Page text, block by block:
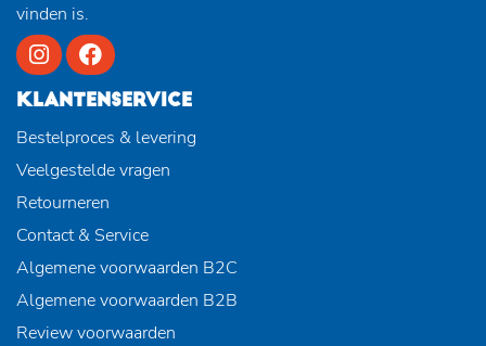
vinden is.
KLANTENSERVICE
Bestelproces & levering
Veelgestelde vragen
Retourneren
Contact & Service
Algemene voorwaarden B2C
Algemene voorwaarden B2B
Review voorwaarden